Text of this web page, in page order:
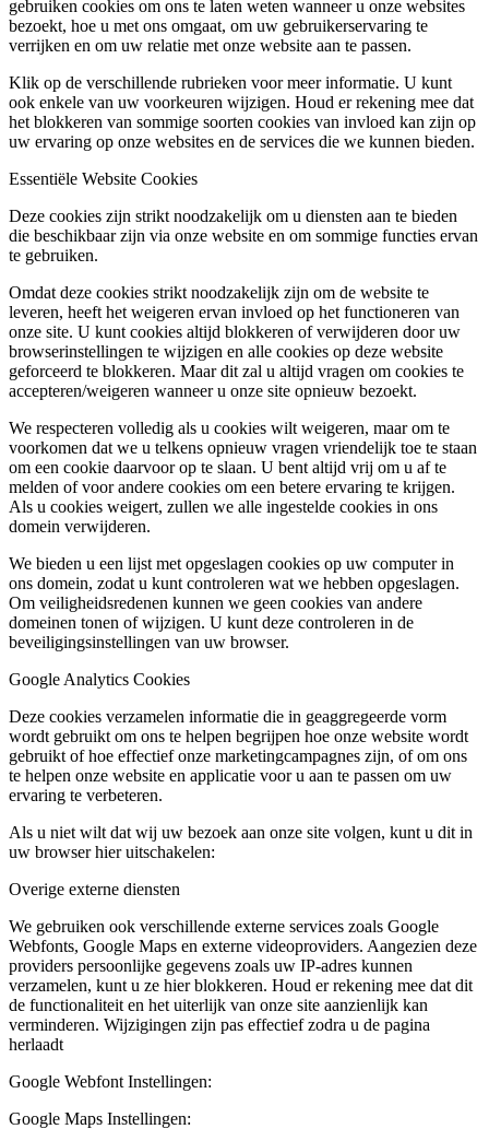
gebruiken cookies om ons te laten weten wanneer u onze websites
bezoekt, hoe u met ons omgaat, om uw gebruikerservaring te
verrijken en om uw relatie met onze website aan te passen.
Klik op de verschillende rubrieken voor meer informatie. U kunt
ook enkele van uw voorkeuren wijzigen. Houd er rekening mee dat
het blokkeren van sommige soorten cookies van invloed kan zijn op
uw ervaring op onze websites en de services die we kunnen bieden.
Essentiële Website Cookies
Deze cookies zijn strikt noodzakelijk om u diensten aan te bieden
die beschikbaar zijn via onze website en om sommige functies ervan
te gebruiken.
Omdat deze cookies strikt noodzakelijk zijn om de website te
leveren, heeft het weigeren ervan invloed op het functioneren van
onze site. U kunt cookies altijd blokkeren of verwijderen door uw
browserinstellingen te wijzigen en alle cookies op deze website
geforceerd te blokkeren. Maar dit zal u altijd vragen om cookies te
accepteren/weigeren wanneer u onze site opnieuw bezoekt.
We respecteren volledig als u cookies wilt weigeren, maar om te
voorkomen dat we u telkens opnieuw vragen vriendelijk toe te staan
om een cookie daarvoor op te slaan. U bent altijd vrij om u af te
melden of voor andere cookies om een betere ervaring te krijgen.
Als u cookies weigert, zullen we alle ingestelde cookies in ons
domein verwijderen.
We bieden u een lijst met opgeslagen cookies op uw computer in
ons domein, zodat u kunt controleren wat we hebben opgeslagen.
Om veiligheidsredenen kunnen we geen cookies van andere
domeinen tonen of wijzigen. U kunt deze controleren in de
beveiligingsinstellingen van uw browser.
Google Analytics Cookies
Deze cookies verzamelen informatie die in geaggregeerde vorm
wordt gebruikt om ons te helpen begrijpen hoe onze website wordt
gebruikt of hoe effectief onze marketingcampagnes zijn, of om ons
te helpen onze website en applicatie voor u aan te passen om uw
ervaring te verbeteren.
Als u niet wilt dat wij uw bezoek aan onze site volgen, kunt u dit in
uw browser hier uitschakelen:
Overige externe diensten
We gebruiken ook verschillende externe services zoals Google
Webfonts, Google Maps en externe videoproviders. Aangezien deze
providers persoonlijke gegevens zoals uw IP-adres kunnen
verzamelen, kunt u ze hier blokkeren. Houd er rekening mee dat dit
de functionaliteit en het uiterlijk van onze site aanzienlijk kan
verminderen. Wijzigingen zijn pas effectief zodra u de pagina
herlaadt
Google Webfont Instellingen:
Google Maps Instellingen: